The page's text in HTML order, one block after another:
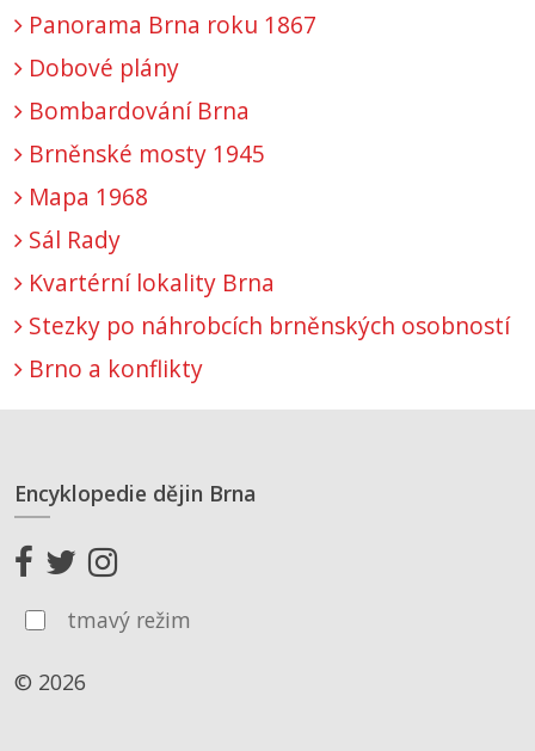
Panorama Brna roku 1867
Dobové plány
Bombardování Brna
Brněnské mosty 1945
Mapa 1968
Sál Rady
Kvartérní lokality Brna
Stezky po náhrobcích brněnských osobností
Brno a konflikty
Encyklopedie dějin Brna
tmavý režim
© 2026